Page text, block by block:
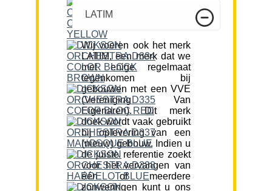
LATIM
Wij voeren ook het merk
LATIM, een merk dat we
met enige regelmaat
tegenkomen bij
gebouwen met een VVE
(Vereniging Van
Eigenaren). Dit merk
doek wordt vaak gebruikt
bij oplevering van een
(nieuw) gebouw. Indien u
de juiste referentie zoekt
voor het vervangen van
één of meerdere
zonweringen kunt u ons